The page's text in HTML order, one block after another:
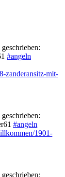
#angeln
zanderansitz-mit-
#angeln
kommen/1901-